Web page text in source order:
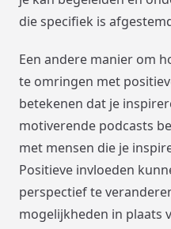
die specifiek is
Een andere manier om
te omringen met
betekenen dat je
motiverende podcasts
met mensen die je
Positieve invloeden
perspectief te
mogelijkheden in plaats